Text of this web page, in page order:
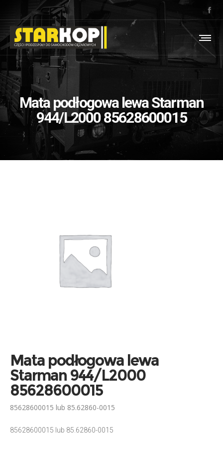
Mata podłogowa lewa Starman
944/L2000 85628600015
Mata podłogowa lewa
Starman 944/L2000
85628600015
85628600015 lub 85.62860-0015
85628600015 lub 85.62860-0015